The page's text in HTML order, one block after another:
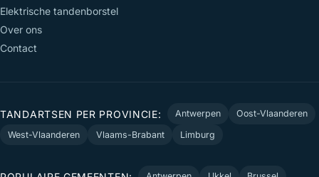
Elektrische tandenborstel
Over ons
Contact
TANDARTSEN PER PROVINCIE: Antwerpen
Oost-Vlaanderen
West-Vlaanderen
Vlaams-Brabant Limburg